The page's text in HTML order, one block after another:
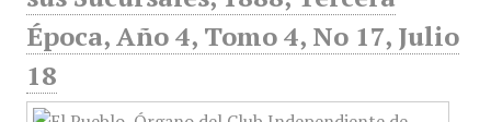
Época, Año 4, Tomo 4, No 17, Julio
18